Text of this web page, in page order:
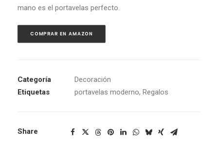
mano es el portavelas perfecto.
COMPRAR EN AMAZON
Categoría
Decoración
Etiquetas
portavelas moderno, Regalos
Share